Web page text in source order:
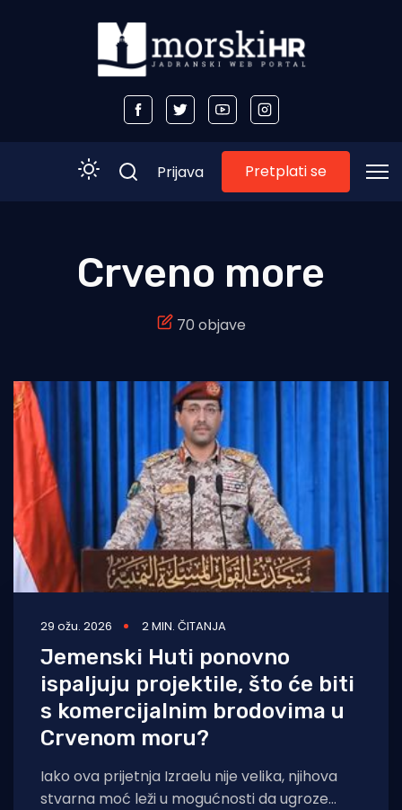
Morski plus
Otoci
Turizam i nautika
Pomorstvo
Ribolov
Ekologija
Tradicija i kultura
Prijava Pretplati se
Crveno more
70 objave
29 ožu. 2026 2 MIN. ČITANJA
Jemenski Huti ponovno
ispaljuju projektile, što će biti
s komercijalnim brodovima u
Crvenom moru?
Iako ova prijetnja Izraelu nije velika, njihova
stvarna moć leži u mogućnosti da ugroze